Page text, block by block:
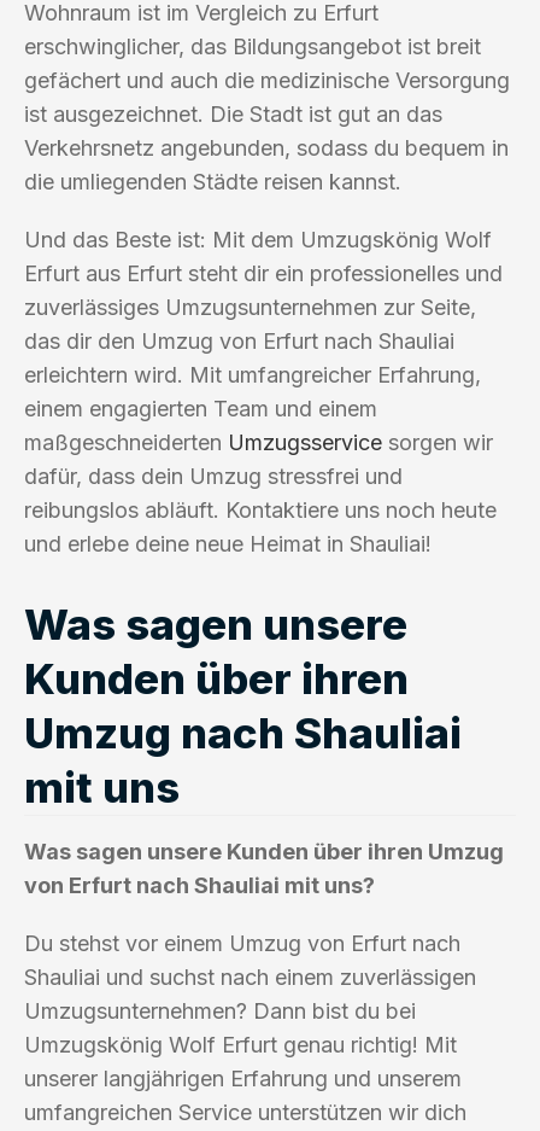
Wohnraum ist im Vergleich zu Erfurt
erschwinglicher, das Bildungsangebot ist breit
gefächert und auch die medizinische Versorgung
ist ausgezeichnet. Die Stadt ist gut an das
Verkehrsnetz angebunden, sodass du bequem in
die umliegenden Städte reisen kannst.
Und das Beste ist: Mit dem Umzugskönig Wolf
Erfurt aus Erfurt steht dir ein professionelles und
zuverlässiges Umzugsunternehmen zur Seite,
das dir den Umzug von Erfurt nach Shauliai
erleichtern wird. Mit umfangreicher Erfahrung,
einem engagierten Team und einem
maßgeschneiderten Umzugsservice sorgen wir
dafür, dass dein Umzug stressfrei und
reibungslos abläuft. Kontaktiere uns noch heute
und erlebe deine neue Heimat in Shauliai!
Was sagen unsere
Kunden über ihren
Umzug nach Shauliai
mit uns
Was sagen unsere Kunden über ihren Umzug
von Erfurt nach Shauliai mit uns?
Du stehst vor einem Umzug von Erfurt nach
Shauliai und suchst nach einem zuverlässigen
Umzugsunternehmen? Dann bist du bei
Umzugskönig Wolf Erfurt genau richtig! Mit
unserer langjährigen Erfahrung und unserem
umfangreichen Service unterstützen wir dich